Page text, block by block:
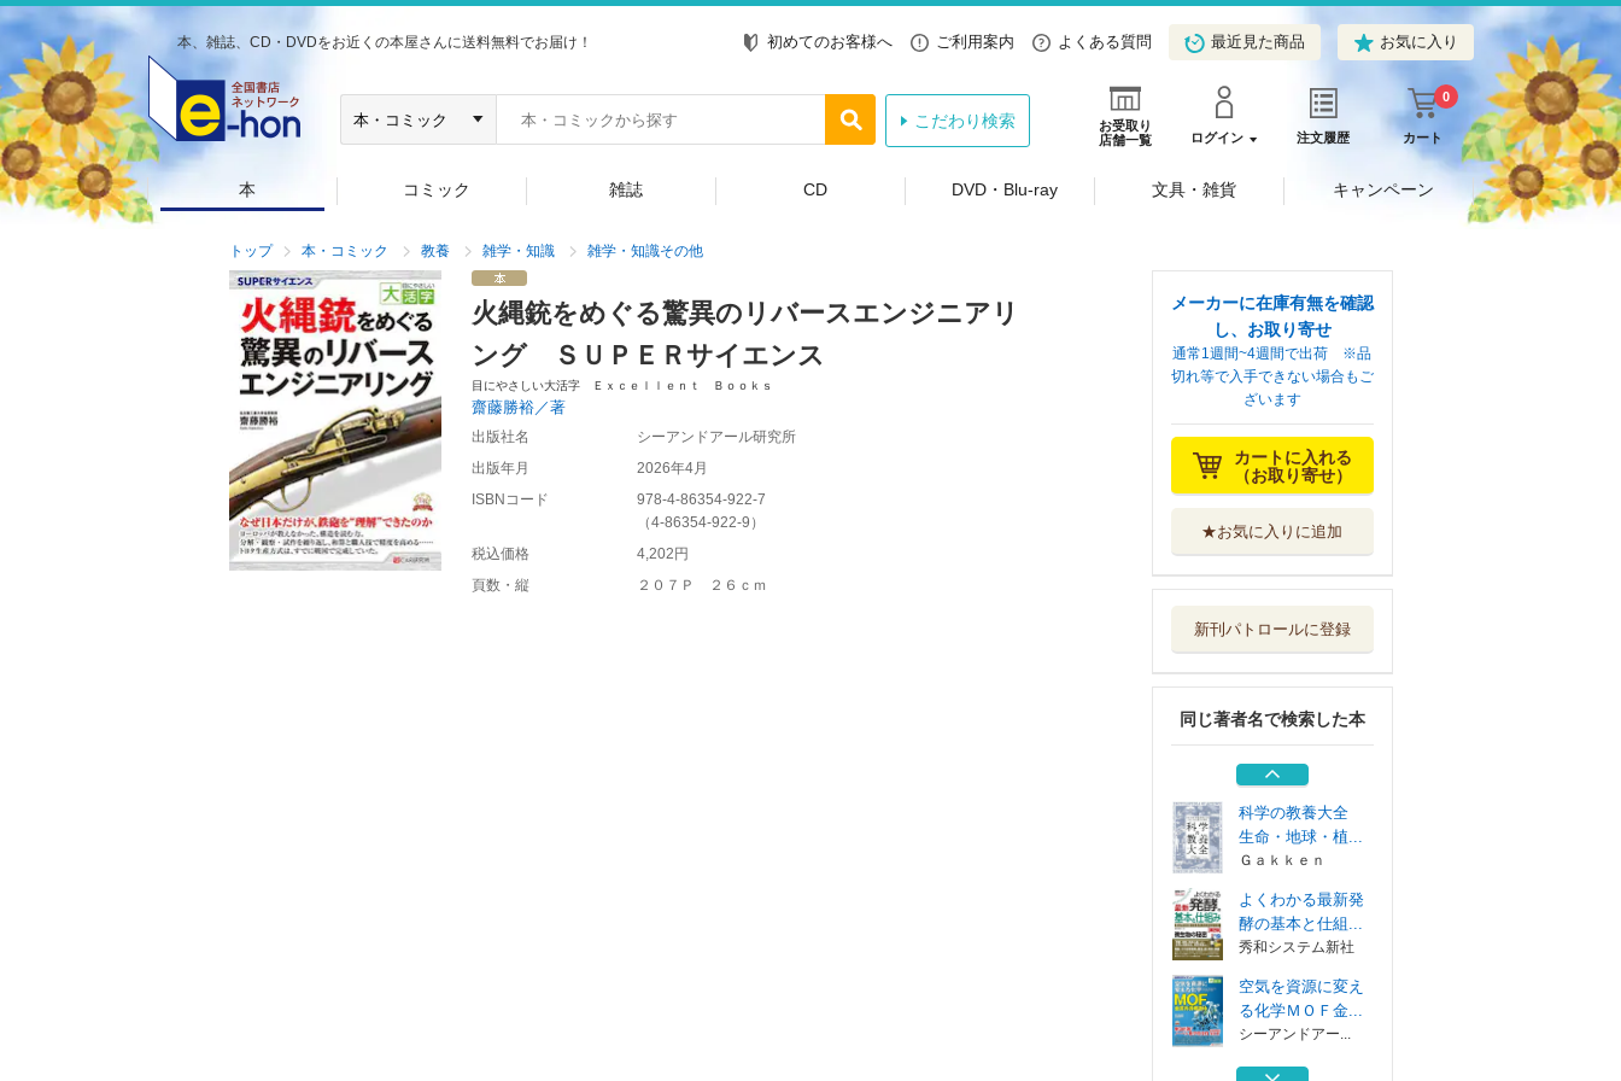
本、雑誌、CD・DVDをお近くの本屋さんに送料無料でお届け！ 初めてのお客様へ ご利用案内 よくある質問 最近見た商品 お気に入り
お受取り
店舗一覧
ログイン 注文履歴 カート
0
こだわり検索
本 コミック 雑誌 CD DVD・Blu-ray 文具・雑貨 キャンペーン
トップ 本・コミック 教養 雑学・知識 雑学・知識その他
火縄銃をめぐる驚異のリバースエンジニアリ
ング ＳＵＰＥＲサイエンス
目にやさしい大活字 Ｅｘｃｅｌｌｅｎｔ Ｂｏｏｋｓ
齋藤勝裕／著
出版社名
シーアンドアール研究所
出版年月
2026年4月
ISBNコード
978-4-86354-922-7
（4-86354-922-9 ）
税込価格
4,202円
頁数・縦
２０７Ｐ ２６ｃｍ
メーカーに在庫有無を確認
し、お取り寄せ
通常1週間~4週間で出荷 ※品
切れ等で入手できない場合もご
ざいます
カートに入れる
（お取り寄せ）
★お気に入りに追加
新刊パトロールに登録
同じ著者名で検索した本
空気を資源に変え
る化学ＭＯＦ金...
空気を資源に変え
シーアンドアー...
よくわかる最新化
学熱力学の基本...
秀和システム新社
科学の教養大全
生命・地球・植...
Ｇａｋｋｅｎ
よくわかる最新発
酵の基本と仕組...
秀和システム新社
空気を資源に変え
る化学ＭＯＦ金...
シーアンドアー...
空気を資源に変え